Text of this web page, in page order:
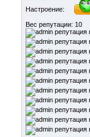
Настроение:
Вес репутации: 10